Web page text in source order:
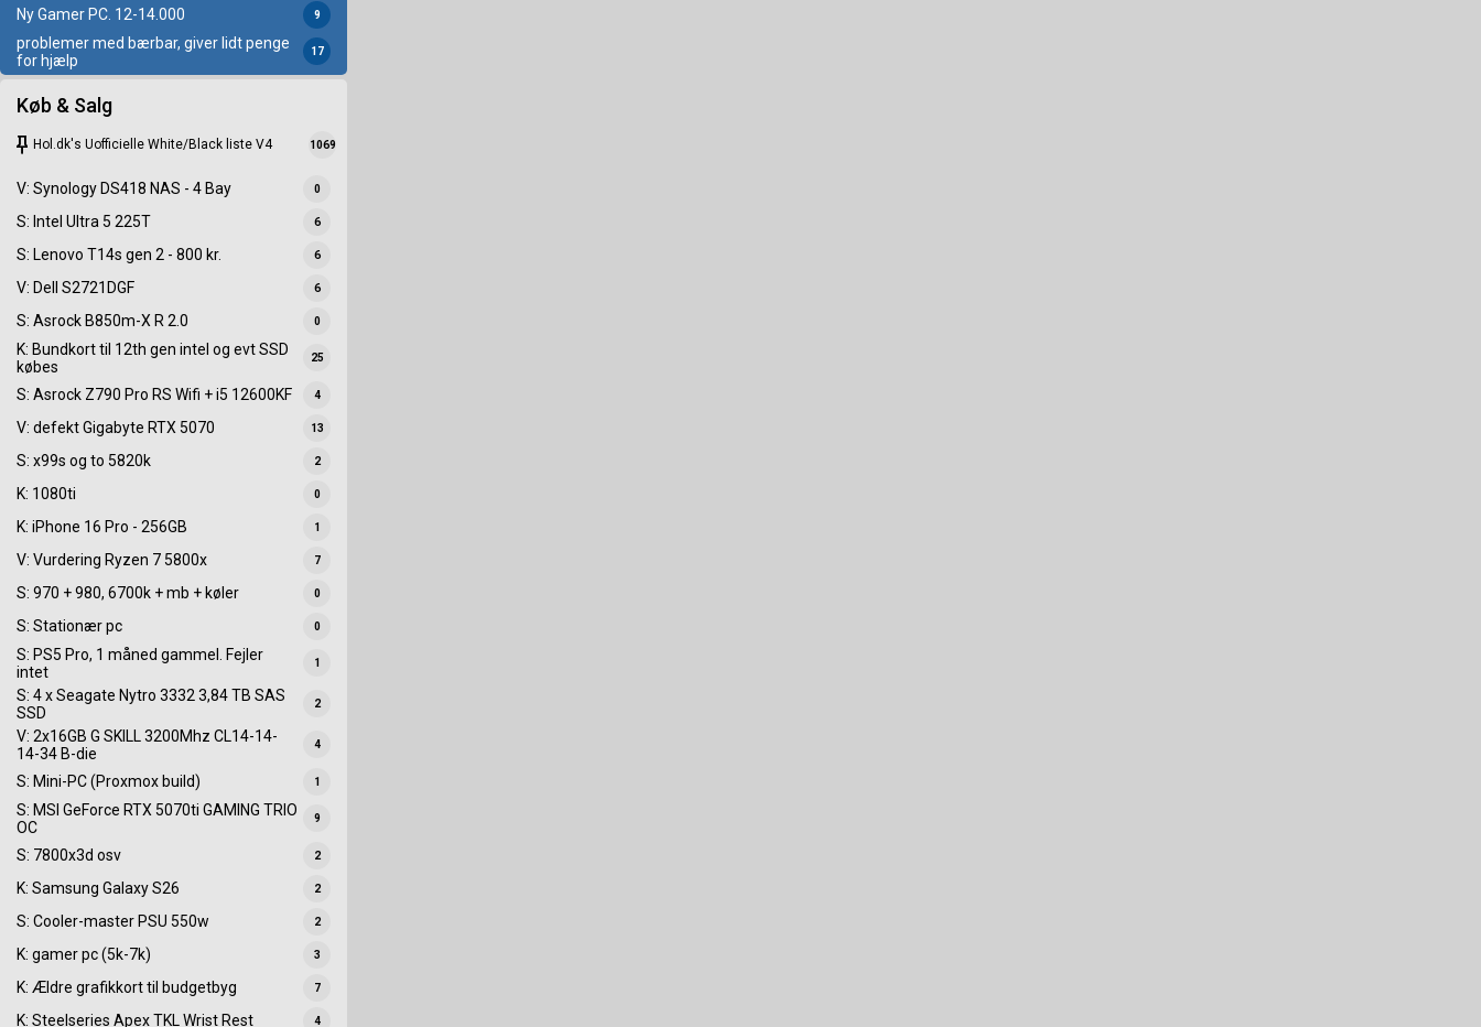
Ny Gamer PC. 12-14.000 9
problemer med bærbar, giver lidt penge
for hjælp
17
Køb & Salg
keep Hol.dk's Uofficielle White/Black liste V4 1069
V: Synology DS418 NAS - 4 Bay 0
S: Intel Ultra 5 225T 6
S: Lenovo T14s gen 2 - 800 kr. 6
V: Dell S2721DGF 6
S: Asrock B850m-X R 2.0 0
K: Bundkort til 12th gen intel og evt SSD
købes
25
S: Asrock Z790 Pro RS Wifi + i5 12600KF 4
V: defekt Gigabyte RTX 5070 13
S: x99s og to 5820k 2
K: 1080ti 0
K: iPhone 16 Pro - 256GB 1
V: Vurdering Ryzen 7 5800x 7
S: 970 + 980, 6700k + mb + køler 0
S: Stationær pc 0
S: PS5 Pro, 1 måned gammel. Fejler
intet
1
S: 4 x Seagate Nytro 3332 3,84 TB SAS
SSD
2
V: 2x16GB G SKILL 3200Mhz CL14-14-
14-34 B-die
4
S: Mini-PC (Proxmox build) 1
S: MSI GeForce RTX 5070ti GAMING TRIO
OC
9
S: 7800x3d osv 2
K: Samsung Galaxy S26 2
S: Cooler-master PSU 550w 2
K: gamer pc (5k-7k) 3
K: Ældre grafikkort til budgetbyg 7
K: Steelseries Apex TKL Wrist Rest 4